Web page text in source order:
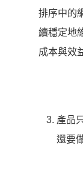
排序中的
續穩定地
成本與效
產品
還要